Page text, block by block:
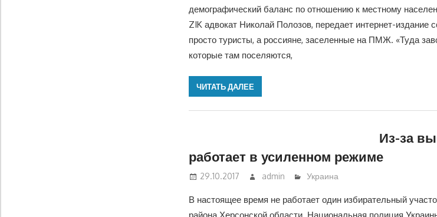
демографический баланс по отношению к местному
ZIK адвокат Николай Полозов, передает интернет-издание
просто туристы, а россияне, заселенные на ПМЖ. «Туда
которые там поселяются,
ЧИТАТЬ ДАЛЕЕ
Из-за
работает в усиленном режиме
29.10.2017 admin Украина
В настоящее время не работает один избирательный